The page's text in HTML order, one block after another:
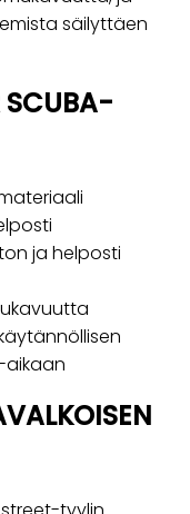
säilyttäen
SCUBA-
ja helposti
aikaan